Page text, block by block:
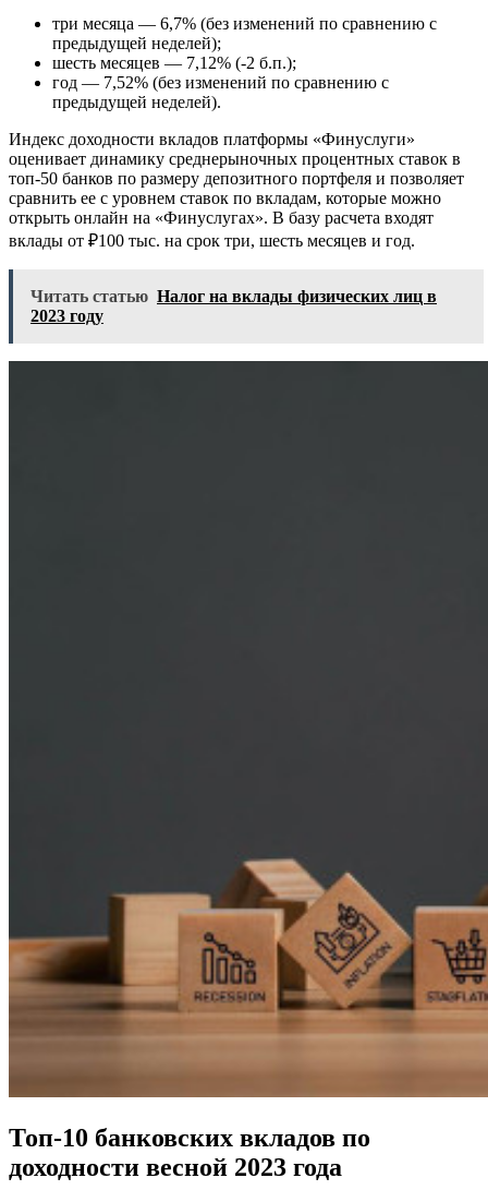
три месяца — 6,7% (без изменений по сравнению с
предыдущей неделей);
шесть месяцев — 7,12% (-2 б.п.);
год — 7,52% (без изменений по сравнению с
предыдущей неделей).
Индекс доходности вкладов платформы «Финуслуги»
оценивает динамику среднерыночных процентных ставок в
топ-50 банков по размеру депозитного портфеля и позволяет
сравнить ее с уровнем ставок по вкладам, которые можно
открыть онлайн на «Финуслугах». В базу расчета входят
вклады от ₽100 тыс. на срок три, шесть месяцев и год.
Читать статью Налог на вклады физических лиц в
2023 году
Топ-10 банковских вкладов по
доходности весной 2023 года